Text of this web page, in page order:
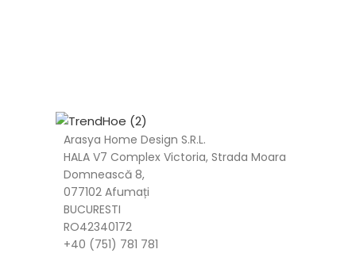
Arasya Home Design S.R.L.
HALA V7 Complex Victoria, Strada Moara
Domnească 8,
077102 Afumați
BUCURESTI
RO42340172
+40 (751) 781 781